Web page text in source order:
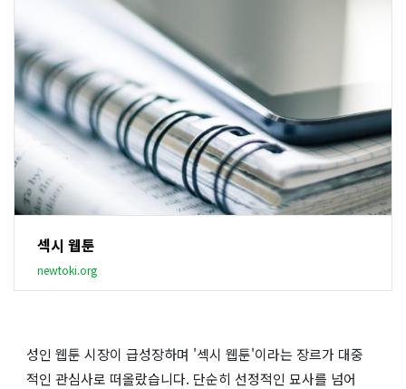
섹시 웹툰
newtoki.org
성인 웹툰 시장이 급성장하며 '섹시 웹툰'이라는 장르가 대중
적인 관심사로 떠올랐습니다. 단순히 선정적인 묘사를 넘어